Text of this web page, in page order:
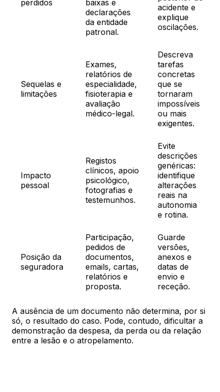
perdidos
baixas e
declarações
da entidade
patronal.
acidente e
explique
oscilações.
Sequelas e
limitações
Exames,
relatórios de
especialidade,
fisioterapia e
avaliação
médico-legal.
Descreva
tarefas
concretas
que se
tornaram
impossíveis
ou mais
exigentes.
Impacto
pessoal
Registos
clínicos, apoio
psicológico,
fotografias e
testemunhos.
Evite
descrições
genéricas:
identifique
alterações
reais na
autonomia
e rotina.
Posição da
seguradora
Participação,
pedidos de
documentos,
emails, cartas,
relatórios e
proposta.
Guarde
versões,
anexos e
datas de
envio e
receção.
A ausência de um documento não determina, por si
só, o resultado do caso. Pode, contudo, dificultar a
demonstração da despesa, da perda ou da relação
entre a lesão e o atropelamento.